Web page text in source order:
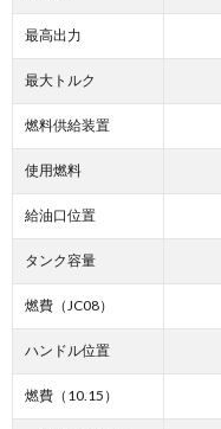
最高出力
最大トルク
燃料供給装置
使用燃料
給油口位置
タンク容量
燃費（JC08）
ハンドル位置
燃費（10.15）